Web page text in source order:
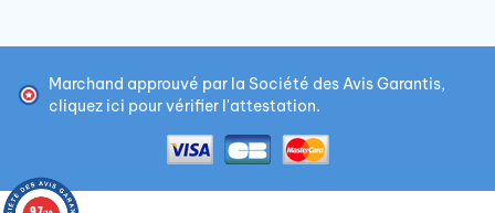
Marchand approuvé par la Société des Avis Garantis,
cliquez ici pour vérifier l'attestation.